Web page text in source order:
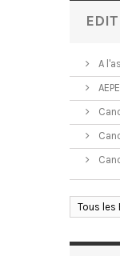
A
Tous les